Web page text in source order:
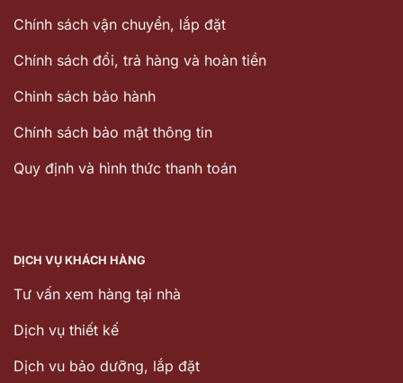
Chính sách vận chuyển, lắp đặt
Chính sách đổi, trả hàng và hoàn tiền
Chinh sách bảo hành
Chính sách bảo mật thông tin
Quy định và hình thức thanh toán
DỊCH VỤ KHÁCH HÀNG
Tư vấn xem hàng tại nhà
Dịch vụ thiết kế
Dịch vu bảo dưỡng, lắp đặt